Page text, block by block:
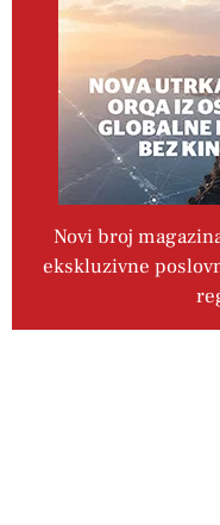
Novi broj
ekskluzivne